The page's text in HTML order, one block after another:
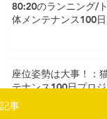
80:20のランニング/
体メンテナンス100
座位姿勢は大事！：
テナンス100日プロ
記事